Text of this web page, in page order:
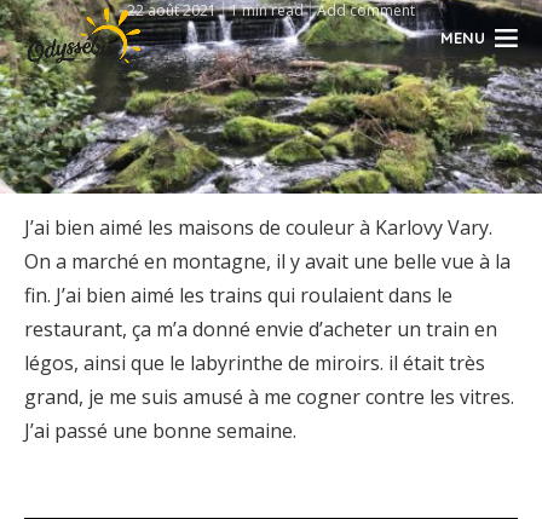
MENU
22 août 2021 1 min read Add comment
J’ai bien aimé les maisons de couleur à Karlovy Vary.
On a marché en montagne, il y avait une belle vue à la
fin. J’ai bien aimé les trains qui roulaient dans le
restaurant, ça m’a donné envie d’acheter un train en
légos, ainsi que le labyrinthe de miroirs. il était très
grand, je me suis amusé à me cogner contre les vitres.
J’ai passé une bonne semaine.